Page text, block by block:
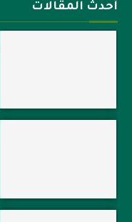
أحدث المقالات